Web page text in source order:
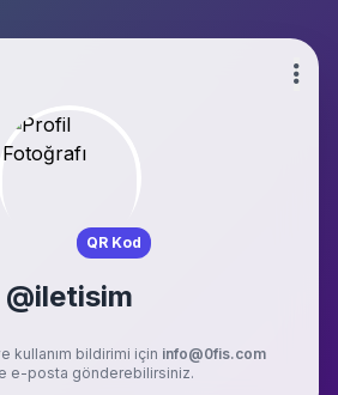
QR Kod
@iletisim
kullanım bildirimi için info@0fis.com
e-posta gönderebilirsiniz.